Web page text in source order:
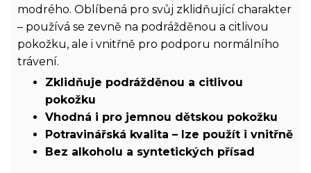
modrého. Oblíbená pro svůj zklidňující charakter
– používá se zevně na podrážděnou a citlivou
pokožku, ale i vnitřně pro podporu normálního
trávení.
Zklidňuje podrážděnou a citlivou
pokožku
Vhodná i pro jemnou dětskou pokožku
Potravinářská kvalita – lze použít i vnitřně
Bez alkoholu a syntetických přísad